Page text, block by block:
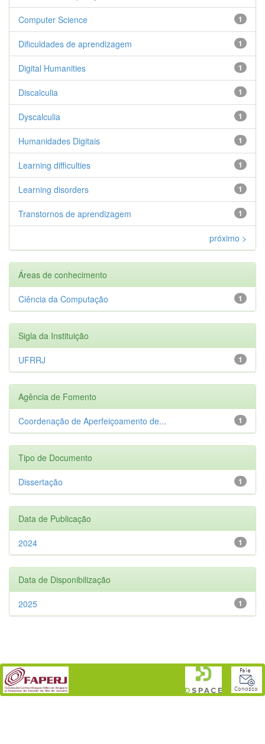
1
Computer Science
1
Dificuldades de aprendizagem
1
Digital Humanities
1
Discalculia
1
Dyscalculia
1
Humanidades Digitais
1
Learning difficulties
1
Learning disorders
1
Transtornos de aprendizagem
próximo >
Áreas de conhecimento
1
Ciência da Computação
Sigla da Instituição
1
UFRRJ
Agência de Fomento
1
Coordenação de Aperfeiçoamento de...
Tipo de Documento
1
Dissertação
Data de Publicação
1
2024
Data de Disponibilização
1
2025